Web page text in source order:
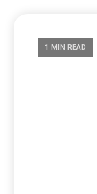
1 MIN READ